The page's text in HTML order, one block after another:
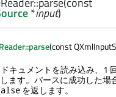
*input)
(const
キュメントを読み込み、1
ます。パースに成功した場
を返します。